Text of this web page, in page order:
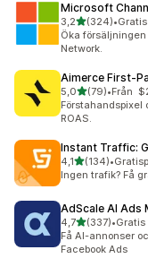
Microsoft
3,2av 5 stjärnor
(324)
324 recensioner
•
Öka
Network.
Aimerce
5,0av 5 stjärnor
(79)
79 recensioner
•Från
Förstahandspixel
ROAS.
Instant Traffic:
4,1av 5 stjärnor
(134)
134 recensioner
•
Ingen trafik? Få
AdScale AI Ads
4,7av 5 stjärnor
(337)
337 recensioner
•
Få AI-annonser
Facebook Ads